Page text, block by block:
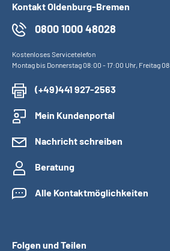
Kontakt Oldenburg-Bremen
0800 1000 48028
Kostenloses Servicetelefon
Montag bis Donnerstag 08:00 - 17:00 Uhr, Freitag
(+49)441 927-2563
Mein Kundenportal
Nachricht schreiben
Beratung
Alle Kontaktmöglichkeiten
Folgen und Teilen